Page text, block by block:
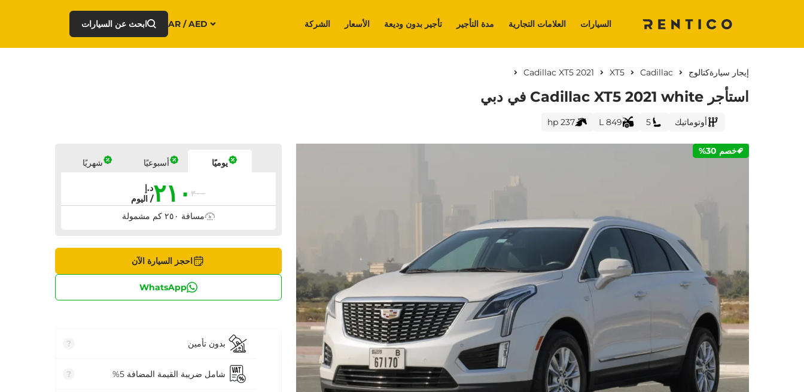
السيارات العلامات التجارية مدة التأجير تأجير بدون وديعة الأسعار الشركة AR / AED ابحث عن السيارات
استأجر Cadillac XT5 2021 white في دبي
إيجار سيارةكتالوج Cadillac
XT5
Cadillac XT5 2021
أوتوماتيك 5
849 L
237 hp
CURRENT PROMOTION:
خصم 30% الأسعاريوميًا أسبوعيًا شهريًا
٣٠٠٢١٠د.إ
/ اليوم
مسافة ٢٥٠ كم مشمولة
احجز السيارة الآن
WhatsApp
بدون تأمين ?
شامل ضريبة القيمة المضافة 5% ?